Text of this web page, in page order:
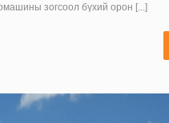
зогсоол бүхий орон [...]